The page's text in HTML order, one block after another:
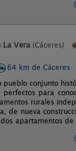
La Vera (Cáceres)
64 km de Cáceres
conjunto
para
rurales
de nueva
apartamentos